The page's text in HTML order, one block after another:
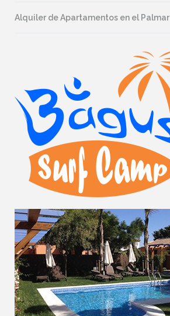
Alquiler de Apartamentos en el Palmar